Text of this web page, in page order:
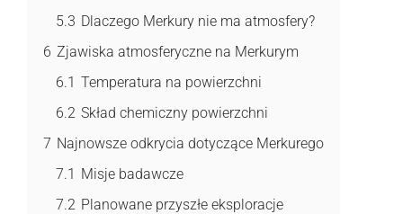
5.3 Dlaczego Merkury nie ma atmosfery?
6 Zjawiska atmosferyczne na Merkurym
6.1 Temperatura na powierzchni
6.2 Skład chemiczny powierzchni
7 Najnowsze odkrycia dotyczące Merkurego
7.1 Misje badawcze
7.2 Planowane przyszłe eksploracje